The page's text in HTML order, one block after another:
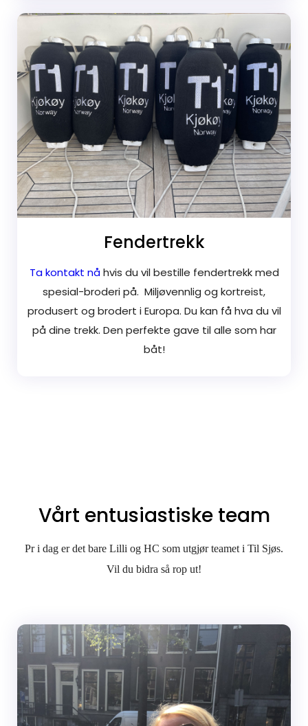
Fendertrekk
Ta kontakt nåhvis du vil bestille fendertrekk med
spesial-broderi på. Miljøvennlig og kortreist,
produsert og brodert i Europa. Du kan få hva du vil
på dine trekk. Den perfekte gave til alle som har
båt!
Vårt entusiastiske team
Pr i dag er det bare Lilli og HC som utgjør teamet i Til Sjøs.
Vil du bidra så rop ut!